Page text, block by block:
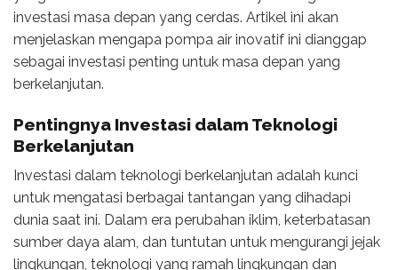
investasi masa depan yang cerdas. Artikel ini akan
menjelaskan mengapa pompa air inovatif ini dianggap
sebagai investasi penting untuk masa depan yang
berkelanjutan.
Pentingnya Investasi dalam Teknologi
Berkelanjutan
Investasi dalam teknologi berkelanjutan adalah kunci
untuk mengatasi berbagai tantangan yang dihadapi
dunia saat ini. Dalam era perubahan iklim, keterbatasan
sumber daya alam, dan tuntutan untuk mengurangi jejak
lingkungan, teknologi yang ramah lingkungan dan